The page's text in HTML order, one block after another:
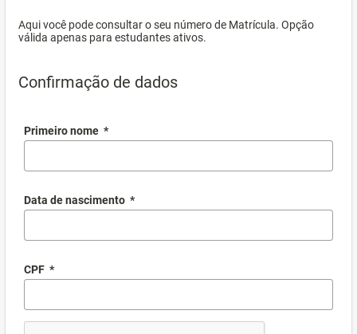
Aqui você pode consultar o seu número de Matrícula. Opção
válida apenas para estudantes ativos.
Confirmação de dados
Primeiro nome *
Data de nascimento *
CPF *